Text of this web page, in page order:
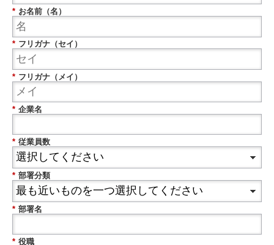
* お名前（名）
* フリガナ（セイ）
* フリガナ（メイ）
* 企業名
* 従業員数
* 部署分類
* 部署名
* 役職